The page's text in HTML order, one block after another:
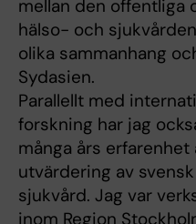
mellan den offentliga
hälso- och
olika sammanhang
Sydasien.
Parallellt med
forskning har jag
många års
utvärdering av
sjukvård. Jag var
inom Region